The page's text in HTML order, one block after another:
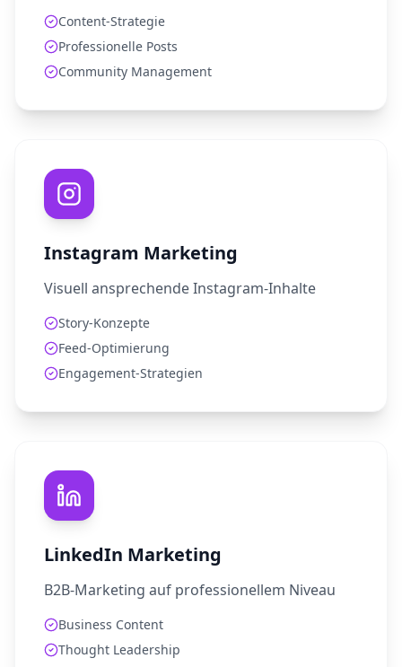
Content-Strategie
Professionelle Posts
Community Management
Instagram Marketing
Visuell ansprechende Instagram-Inhalte
Story-Konzepte
Feed-Optimierung
Engagement-Strategien
LinkedIn Marketing
B2B-Marketing auf professionellem Niveau
Business Content
Thought Leadership